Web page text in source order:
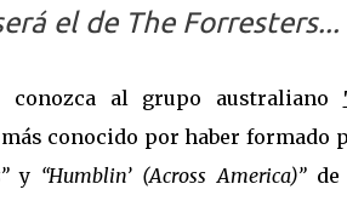
el de The Forresters...
conozca al grupo australiano
conocido por haber formado
y “Humblin’ (Across America)”de